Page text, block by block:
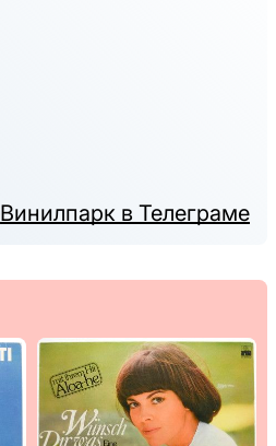
Винилпарк в Телеграме